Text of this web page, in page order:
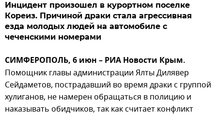
Инцидент произошел в курортном поселке
Кореиз. Причиной драки стала агрессивная
езда молодых людей на автомобиле с
чеченскими номерами
СИМФЕРОПОЛЬ, 6 июн – РИА Новости Крым.
Помощник главы администрации Ялты Дилявер
Сейдаметов, пострадавший во время драки с группой
хулиганов, не намерен обращаться в полицию и
наказывать обидчиков, так как считает конфликт